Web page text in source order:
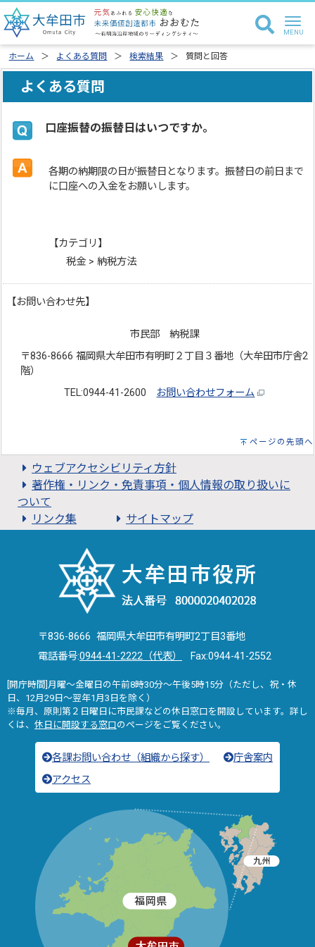
ホーム よくある質問 検索結果 質問と回答
よくある質問
口座振替の振替日はいつですか。
各期の納期限の日が振替日となります。振替日の前日まで
に口座への入金をお願いします。
【カテゴリ】
税金 > 納税方法
【お問い合わせ先】
市民部 納税課
〒836-8666 福岡県大牟田市有明町２丁目３番地（大牟田市庁舎2
階）
TEL:0944-41-2600
お問い合わせフォーム
ページの先頭へ
ウェブアクセシビリティ方針
著作権・リンク・免責事項・個人情報の取り扱いに
ついて
リンク集
サイトマップ
〒836-8666 福岡県大牟田市有明町2丁目3番地
電話番号:0944-41-2222（代表） Fax:0944-41-2552
[開庁時間]月曜～金曜日の午前8時30分～午後5時15分（ただし、祝・休
日、12月29日～翌年1月3日を除く）
※毎月、原則第２日曜日に市民課などの休日窓口を開設しています。詳し
くは、 休日に開設する窓口のページをご覧ください。
各課お問い合わせ（組織から探す）
庁舎案内
アクセス